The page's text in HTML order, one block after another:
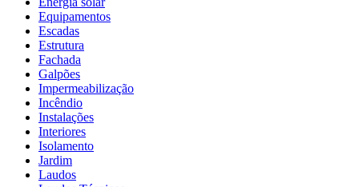
Equipamentos
Escadas
Estrutura
Fachada
Galpões
Impermeabilização
Incêndio
Instalações
Interiores
Isolamento
Jardim
Laudos